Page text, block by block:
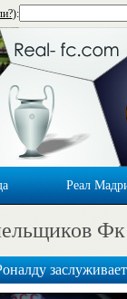
):
Реал